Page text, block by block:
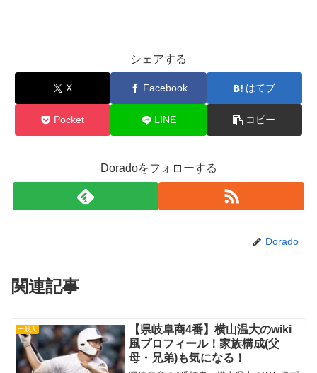
シェアする
X Facebook はてブ
Pocket LINE コピー
Doradoをフォローする
Dorado
関連記事
一般人
【県岐阜商4番】横山温大のwiki
風プロフィール！家族構成(父
母・兄弟)も気になる！